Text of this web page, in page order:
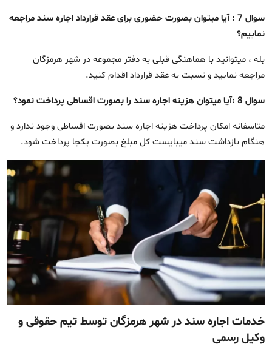
سوال 7 : آیا میتوان بصورت حضوری برای عقد قرارداد اجاره سند مراجعه
نماییم؟
بله ، میتوانید با هماهنگی قبلی به دفتر مجموعه در شهر هرمزگان
مراجعه نمایید و نسبت به عقد قرارداد اقدام کنید.
سوال 8 :آیا میتوان هزینه اجاره سند را بصورت اقساطی پرداخت نمود؟
متاسفانه امکان پرداخت هزینه اجاره سند بصورت اقساطی وجود ندارد و
هنگام بازداشت سند میبایست کل مبلغ بصورت یکجا پرداخت شود.
خدمات اجاره سند در شهر هرمزگان توسط تیم حقوقی و
وکیل رسمی